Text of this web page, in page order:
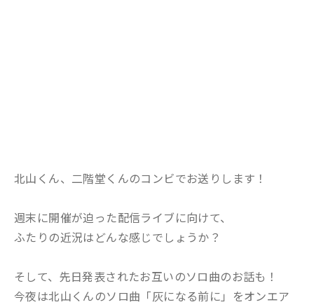
北山くん、二階堂くんのコンビでお送りします！
週末に開催が迫った配信ライブに向けて、
ふたりの近況はどんな感じでしょうか？
そして、先日発表されたお互いのソロ曲のお話も！
今夜は北山くんのソロ曲「灰になる前に」をオンエア